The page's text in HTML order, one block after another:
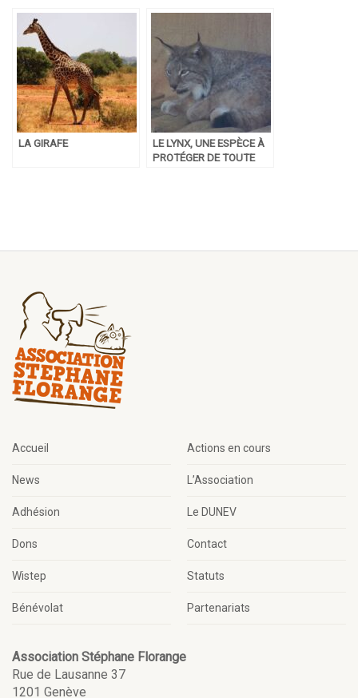
ILLÉGALE
LA GIRAFE
LE LYNX, UNE ESPÈCE À
PROTÉGER DE TOUTE
Accueil Actions en cours
News L’Association
Adhésion Le DUNEV
Dons Contact
Wistep Statuts
Bénévolat Partenariats
Association Stéphane Florange
Rue de Lausanne 37
1201 Genève